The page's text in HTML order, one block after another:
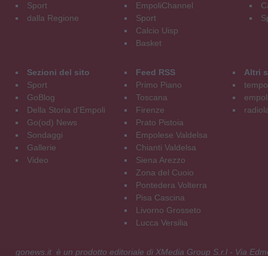
Sport
dalla Regione
EmpoliChannel
Sport
Calcio Uisp
Basket
Sezioni del sito
Sport
GoBlog
Della Storia d'Empoli
Go(od) News
Sondaggi
Gallerie
Video
Feed RSS
Primo Piano
Toscana
Firenze
Prato Pistoia
Empolese Valdelsa
Chianti Valdelsa
Siena Arezzo
Zona del Cuoio
Pontedera Volterra
Pisa Cascina
Livorno Grosseto
Lucca Versilia
Altri
gonews.it è un prodotto editoriale di XMedia Group S.r.l - Via